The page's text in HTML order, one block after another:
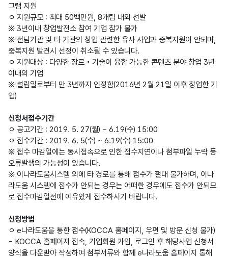
그램 지원
ㅇ 지원규모 : 최대 50백만원, 8개팀 내외 선발
※ 3년이내 창업발전소 참여 기업 참가 불가
※ 전담기관 및 타 기관의 창업 관련한 유사 사업과 중복지원이 안되며,
중복지원 발견시 선정이 취소될 수 있습니다.
ㅇ 지원대상 : 다양한 장르‧기술이 융합 가능한 콘텐츠 분야 창업 3년
이내의 기업
※ 설립일로부터 만 3년까지 인정함(2016년 2월 21일 이후 창업한 기
업)
신청서접수기간
ㅇ 공고기간 : 2019. 5. 27(월) ~ 6.19(수) 15:00
ㅇ 접수기간 : 2019. 6. 5(수) ~ 6.19(수) 15:00
※ 접수 마감일에는 동시접속으로 인한 접수지연이나 첨부파일 누락 등
오류발생의 가능성이 있습니다.
※ 이나라도움시스템 외에 타 경로를 통해 접수가 절대 불가하며, 이나
라도움 시스템에 접수가 안되는 경우는 어떠한 경우에도 접수가 안되므
로 접수마감일전에 여유있게 접수하시기 바랍니다.
신청방법
ㅇ e나라도움을 통한 접수(KOCCA 홈페이지, 우편 및 방문 신청 불가)
- KOCCA 홈페이지 접속, 기업회원 가입, 로그인 후 해당사업 신청서
양식을 다운받아 작성하여 첨부서류와 함께 e나라도움 홈페이지 통해